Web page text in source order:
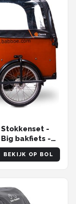
Stokkenset -
Big bakfiets -
BEKIJK OP BOL